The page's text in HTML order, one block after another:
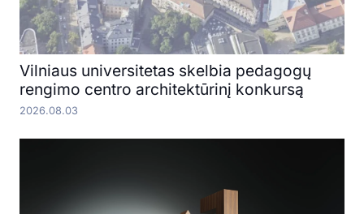
Vilniaus universitetas skelbia pedagogų
rengimo centro architektūrinį konkursą
2026.08.03